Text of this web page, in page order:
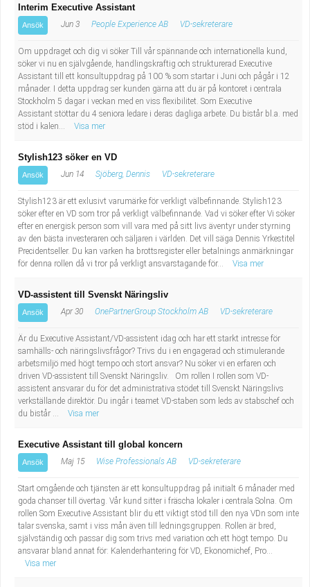
Interim Executive Assistant
Ansök Jun 3 People Experience AB VD-sekreterare
Om uppdraget och dig vi söker Till vår spännande och internationella kund,
söker vi nu en självgående, handlingskraftig och strukturerad Executive
Assistant till ett konsultuppdrag på 100 % som startar i Juni och pågår i 12
månader. I detta uppdrag ser kunden gärna att du är på kontoret i centrala
Stockholm 5 dagar i veckan med en viss flexibilitet. Som Executive
Assistant stöttar du 4 seniora ledare i deras dagliga arbete. Du bistår bl.a. med
stöd i kalen...
Visa mer
Stylish123 söker en VD
Ansök Jun 14 Sjöberg, Dennis VD-sekreterare
Stylish123 är ett exlusivt varumärke för verkligt välbefinnande. Stylish123
söker efter en VD som tror på verkligt välbefinnande. Vad vi söker efter Vi söker
efter en energisk person som vill vara med på sitt livs äventyr under styrning
av den bästa investeraren och säljaren i världen. Det vill säga Dennis Yrkestitel
Precidentseller. Du kan varken ha brottsregister eller betalnings anmärkningar
för denna rollen då vi tror på verkligt ansvarstagande för...
Visa mer
VD-assistent till Svenskt Näringsliv
Ansök Apr 30 OnePartnerGroup Stockholm AB VD-sekreterare
Är du Executive Assistant/VD-assistent idag och har ett starkt intresse för
samhälls- och näringslivsfrågor? Trivs du i en engagerad och stimulerande
arbetsmiljö med högt tempo och stort ansvar? Nu söker vi en erfaren och
driven VD-assistent till Svenskt Näringsliv. Om rollen I rollen som VD-
assistent ansvarar du för det administrativa stödet till Svenskt Näringslivs
verkställande direktör. Du ingår i teamet VD-staben som leds av stabschef och
du bistår ...
Visa mer
Executive Assistant till global koncern
Ansök Maj 15 Wise Professionals AB VD-sekreterare
Start omgående och tjänsten är ett konsultuppdrag på initialt 6 månader med
goda chanser till övertag. Vår kund sitter i fräscha lokaler i centrala Solna. Om
rollen Som Executive Assistant blir du ett viktigt stöd till den nya VDn som inte
talar svenska, samt i viss mån även till ledningsgruppen. Rollen är bred,
självständig och passar dig som trivs med variation och ett högt tempo. Du
ansvarar bland annat för: Kalenderhantering för VD, Ekonomichef, Pro...
Visa mer